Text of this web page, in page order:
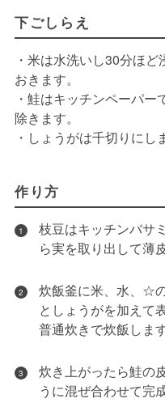
下ごしらえ
・米は水洗いし30分ほ
おきます。
・鮭はキッチンペーパ
除きます。
・しょうがは千切りにし
作り方
1
枝豆はキッチンバサ
ら実を取り出して薄
2
炊飯釜に米、水、☆
としょうがを加えて
普通炊きで炊飯します
3
炊き上がったら鮭の
うに混ぜ合わせて完